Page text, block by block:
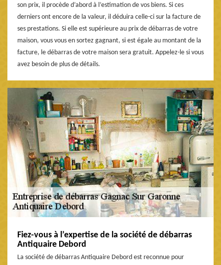
son prix, il procède d’abord à l’estimation de vos biens. Si ces
derniers ont encore de la valeur, il déduira celle-ci sur la facture de
ses prestations. Si elle est supérieure au prix de débarras de votre
maison, vous vous en sortez gagnant, si est égale au montant de la
facture, le débarras de votre maison sera gratuit. Appelez-le si vous
avez besoin de plus de détails.
Fiez-vous à l’expertise de la société de débarras
Antiquaire Debord
La société de débarras Antiquaire Debord est reconnue pour